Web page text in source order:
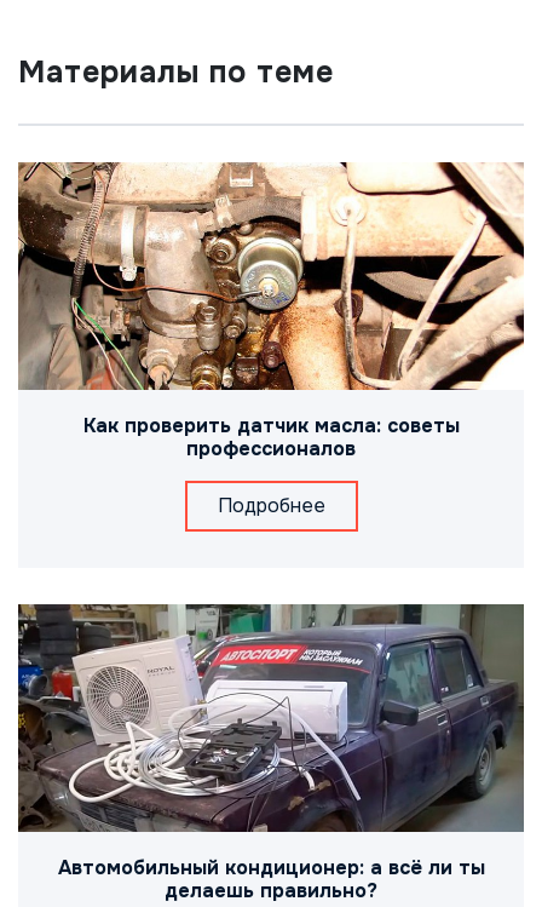
Материалы по теме
Как проверить датчик масла: советы
профессионалов
Подробнее
Автомобильный кондиционер: а всё ли ты
делаешь правильно?